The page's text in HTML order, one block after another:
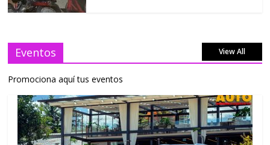
Eventos View All
Promociona aquí tus eventos